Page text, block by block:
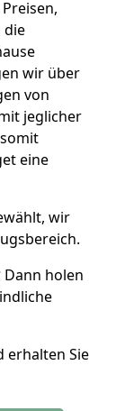
die
wir über
von
jeglicher
eine
wir
Dann holen
erhalten Sie